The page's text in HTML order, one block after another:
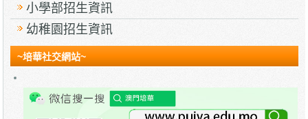
小學部招生資訊
幼稚園招生資訊
~培華社交網站~